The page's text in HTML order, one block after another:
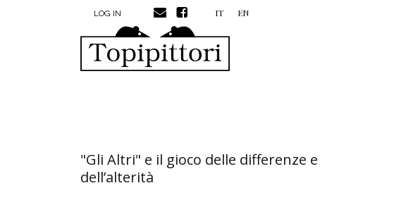
Skip to main contentMENU PROFILO UTENTE
LOG IN IT EN
"Gli Altri" e il gioco delle differenze e
dell’alterità